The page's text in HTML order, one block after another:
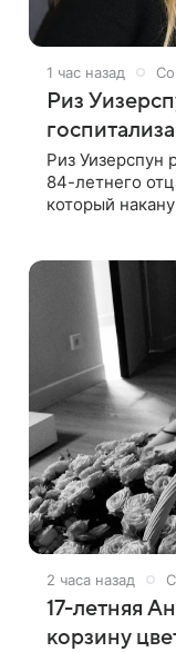
1 час назад
Риз
Риз Уизерспун
84-летнего
который
2 часа назад
17-летняя
корзину